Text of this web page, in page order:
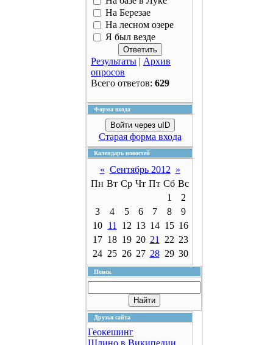
На Березае
На лесном озере
Я был везде
Результаты | Архив
опросов
Всего ответов: 629
Форма входа
Войти через uID
Старая форма входа
Календарь новостей
« Сентябрь 2012 »
Пн Вт Ср Чт Пт Сб Вс
1
2
3
4 5 6 7 8
9
10
11 12 13 14 15 16
17 18 19 20 21 22 23
24 25 26 27 28 29 30
Поиск
Друзья сайта
Геокешинг
Шлино в Википедии